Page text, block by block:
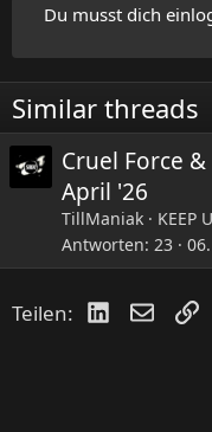
o
n
e
n
:
Du musst dich
Similar threads
Cruel Force
April '26
TillManiak
KEEP
Antworten 23
Teilen: LinkedIn
E-Mail